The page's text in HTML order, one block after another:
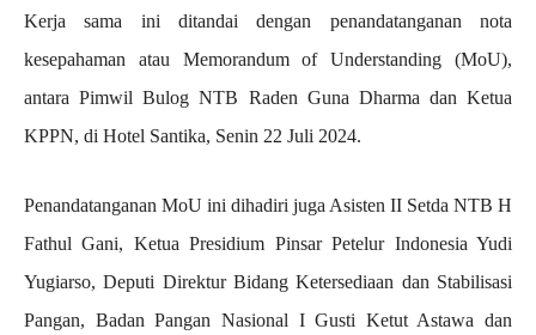
Kerja sama ini ditandai dengan penandatanganan nota
kesepahaman atau Memorandum of Understanding (MoU),
antara Pimwil Bulog NTB Raden Guna Dharma dan Ketua
KPPN, di Hotel Santika, Senin 22 Juli 2024.
Penandatanganan MoU ini dihadiri juga Asisten II Setda NTB H
Fathul Gani, Ketua Presidium Pinsar Petelur Indonesia Yudi
Yugiarso, Deputi Direktur Bidang Ketersediaan dan Stabilisasi
Pangan, Badan Pangan Nasional I Gusti Ketut Astawa dan